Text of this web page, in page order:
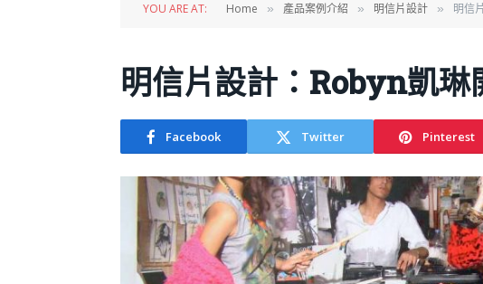
YOU ARE AT: Home » 產品案例介紹 » 明信片設計 » 明信
明信片設計：Robyn凱琳
Facebook Twitter Pinterest